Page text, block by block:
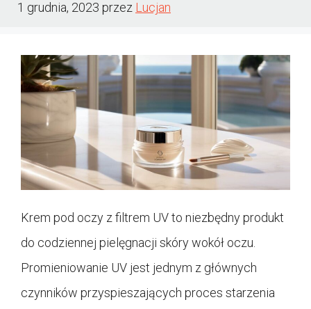
1 grudnia, 2023 przez Lucjan
Krem pod oczy z filtrem UV to niezbędny produkt
do codziennej pielęgnacji skóry wokół oczu.
Promieniowanie UV jest jednym z głównych
czynników przyspieszających proces starzenia